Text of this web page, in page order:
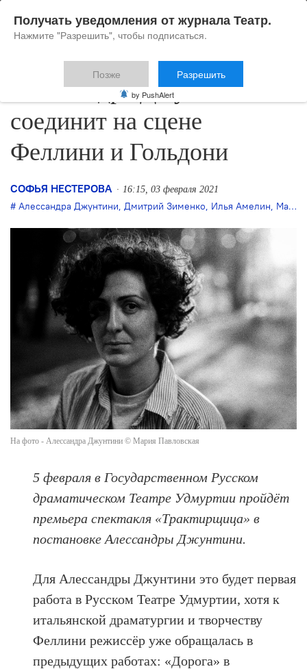
Алессандра Джунтини
соединит на сцене
Феллини и Гольдони
СОФЬЯ НЕСТЕРОВА 16:15, 03 февраля 2021
Алессандра Джунтини, Дмитрий Зименко, Илья Амелин, Мария Сиукаева
На фото - Алессандра Джунтини © Мария Павловская
5 февраля в Государственном Русском
драматическом Театре Удмуртии пройдёт
премьера спектакля «Трактирщица» в
постановке Алессандры Джунтини.
Для Алессандры Джунтини это будет первая
работа в Русском Театре Удмуртии, хотя к
итальянской драматургии и творчеству
Феллини режиссёр уже обращалась в
предыдущих работах: «Дорога» в
Получать уведомления от журнала Театр.
Нажмите "Разрешить", чтобы подписаться.
Позже Разрешить
by PushAlert